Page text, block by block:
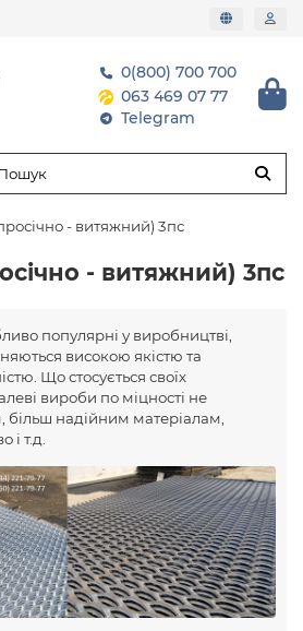
0(800) 700 700
063 469 07 77
Telegram
- витяжний) 3пс
- витяжний) 3пс
популярні у виробництві,
високою якістю та
Що стосується своїх
вироби по міцності не
більш надійним матеріалам,
і т.д.